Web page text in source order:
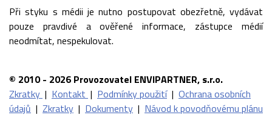
Při styku s médii je nutno postupovat obezřetně, vydávat
pouze pravdivé a ověřené informace, zástupce médií
neodmítat, nespekulovat.
© 2010 - 2026 Provozovatel ENVIPARTNER, s.r.o.
Zkratky | Kontakt | Podmínky použití | Ochrana osobních
údajů | Zkratky | Dokumenty | Návod k povodňovému plánu